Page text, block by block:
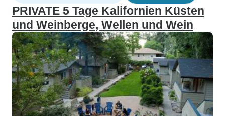
PRIVATE 5 Tage Kalifornien Küsten
und Weinberge, Wellen und Wein